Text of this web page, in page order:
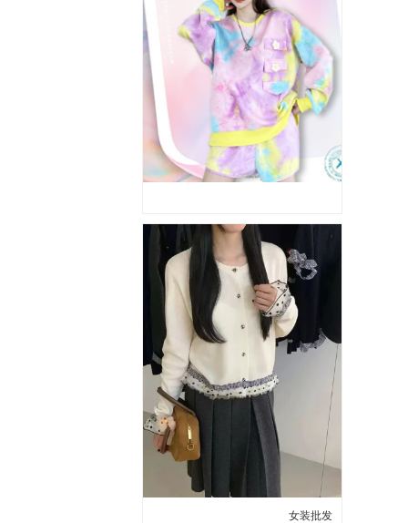
女装批发